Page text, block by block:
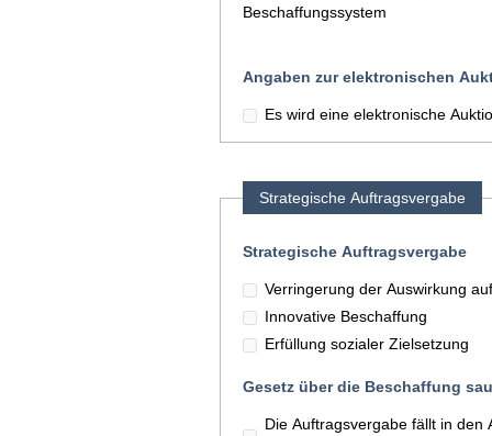
Beschaffungssystem
Angaben zur elektronischen
Es wird eine elektronische
Strategische Auftragsvergabe
Strategische Auftragsvergabe
Verringerung der Auswirkung
Innovative Beschaffung
Erfüllung sozialer Zielsetzung
Gesetz über die Beschaffung
Die Auftragsvergabe fällt in